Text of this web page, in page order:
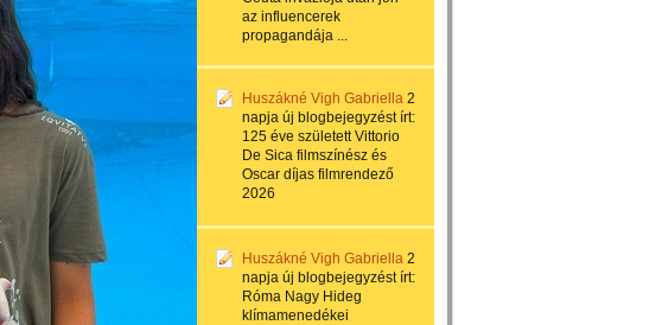
az influencerek
propagandája ...
Huszákné Vigh Gabriella 2
napja új blogbejegyzést írt:
125 éve született Vittorio
De Sica filmszínész és
Oscar díjas filmrendező
2026
Huszákné Vigh Gabriella 2
napja új blogbejegyzést írt:
Róma Nagy Hideg
klímamenedékei